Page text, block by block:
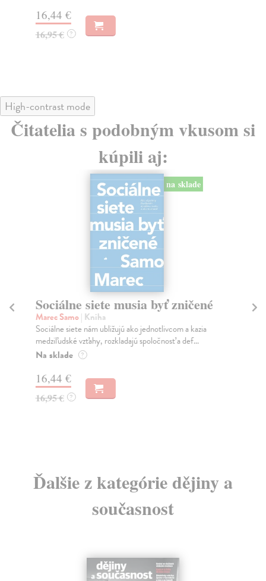
16,44 €
16,95 € ?
High-contrast mode
Čitatelia s podobným vkusom si
kúpili aj:
na sklade
Sociálne siete musia byť zničené
Marec Samo| Kniha
Sociálne siete nám ubližujú ako jednotlivcom a kazia
medziľudské vzťahy, rozkladajú spoločnosť a def...
Na sklade ?
16,44 €
16,95 € ?
Ďalšie z kategórie dějiny a
současnost